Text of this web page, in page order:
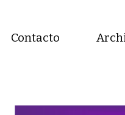
Contacto